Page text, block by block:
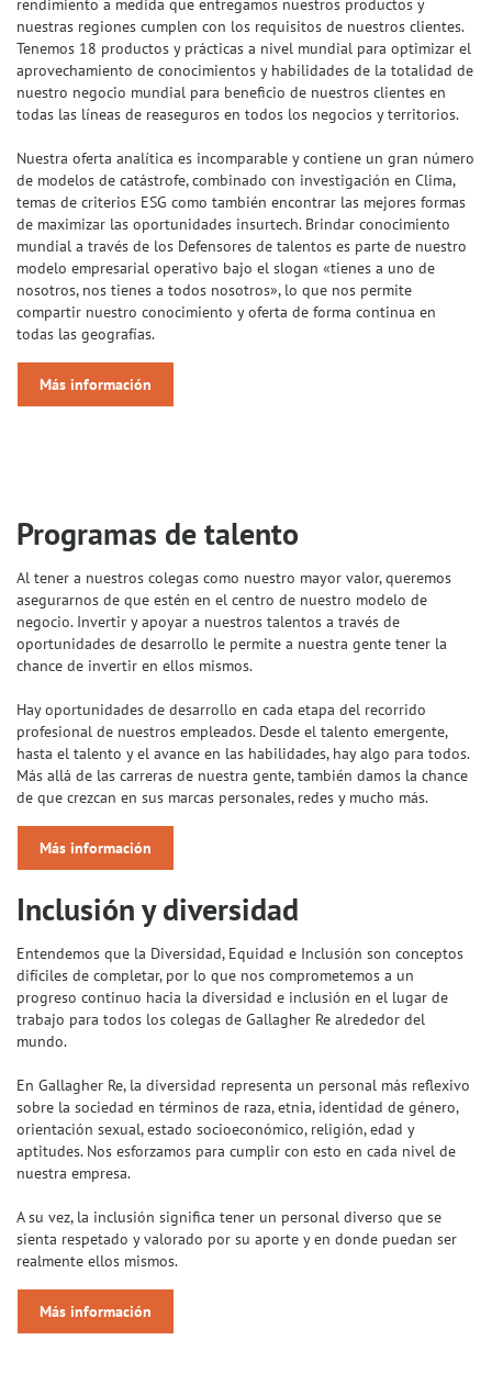
rendimiento a medida que entregamos nuestros productos y
nuestras regiones cumplen con los requisitos de nuestros clientes.
Tenemos 18 productos y prácticas a nivel mundial para optimizar el
aprovechamiento de conocimientos y habilidades de la totalidad de
nuestro negocio mundial para beneficio de nuestros clientes en
todas las líneas de reaseguros en todos los negocios y territorios.
Nuestra oferta analítica es incomparable y contiene un gran número
de modelos de catástrofe, combinado con investigación en Clima,
temas de criterios ESG como también encontrar las mejores formas
de maximizar las oportunidades insurtech. Brindar conocimiento
mundial a través de los Defensores de talentos es parte de nuestro
modelo empresarial operativo bajo el slogan «tienes a uno de
nosotros, nos tienes a todos nosotros», lo que nos permite
compartir nuestro conocimiento y oferta de forma continua en
todas las geografías.
Más información
Programas de talento
Al tener a nuestros colegas como nuestro mayor valor, queremos
asegurarnos de que estén en el centro de nuestro modelo de
negocio. Invertir y apoyar a nuestros talentos a través de
oportunidades de desarrollo le permite a nuestra gente tener la
chance de invertir en ellos mismos.
Hay oportunidades de desarrollo en cada etapa del recorrido
profesional de nuestros empleados. Desde el talento emergente,
hasta el talento y el avance en las habilidades, hay algo para todos.
Más allá de las carreras de nuestra gente, también damos la chance
de que crezcan en sus marcas personales, redes y mucho más.
Más información
Inclusión y diversidad
Entendemos que la Diversidad, Equidad e Inclusión son conceptos
difíciles de completar, por lo que nos comprometemos a un
progreso continuo hacia la diversidad e inclusión en el lugar de
trabajo para todos los colegas de Gallagher Re alrededor del
mundo.
En Gallagher Re, la diversidad representa un personal más reflexivo
sobre la sociedad en términos de raza, etnia, identidad de género,
orientación sexual, estado socioeconómico, religión, edad y
aptitudes. Nos esforzamos para cumplir con esto en cada nivel de
nuestra empresa.
A su vez, la inclusión significa tener un personal diverso que se
sienta respetado y valorado por su aporte y en donde puedan ser
realmente ellos mismos.
Más información